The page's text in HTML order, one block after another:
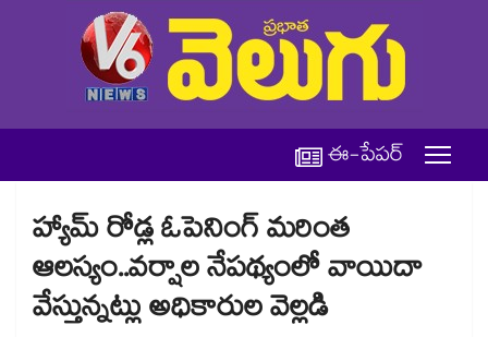
ఈ-పేపర్
హ్యామ్ రోడ్ల ఓపెనింగ్ మరింత
ఆలస్యం..వర్షాల నేపథ్యంలో వాయిదా
వేస్తున్నట్లు అధికారుల వెల్లడి